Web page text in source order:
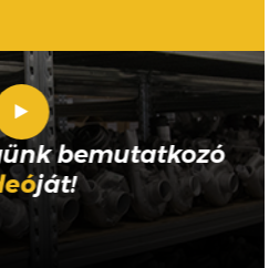
bemutatkozó
ját!